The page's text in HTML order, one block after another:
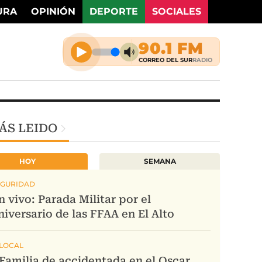
OPINIÓN DEPORTE SOCIALES
LEIDO
HOY SEMANA